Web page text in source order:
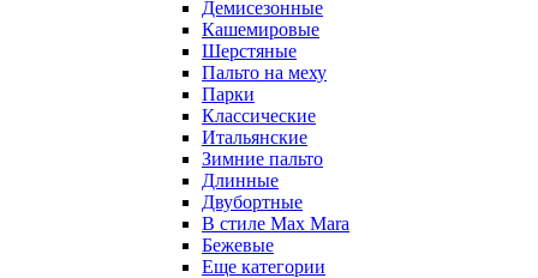
Демисезонные
Кашемировые
Шерстяные
Пальто на меху
Парки
Классические
Итальянские
Зимние пальто
Длинные
Двубортные
В стиле Max Mara
Бежевые
Еще категории